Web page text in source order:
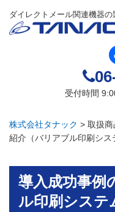
ダイレクトメール関連機器
受付時間
株式会社タナック > 取扱商
紹介（バリアブル印刷シス
導入成功事例
ル印刷システ